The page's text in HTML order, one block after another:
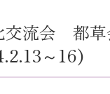
交流会 都草
～16)